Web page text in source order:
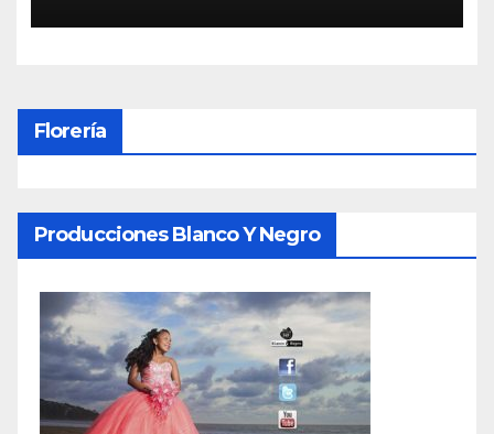
Florería
Producciones Blanco Y Negro